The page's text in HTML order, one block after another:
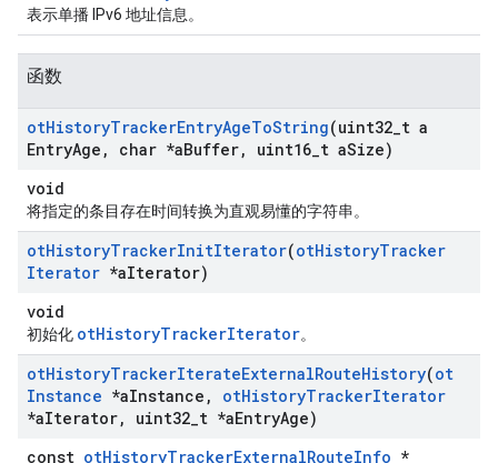
表示单播 IPv6 地址信息。
函数
otHistoryTrackerEntryAgeToString(uint32 t a
EntryAge , char *aBuffer, uint16 t aSize)
void
将指定的条目存在时间转换为直观易懂的字符串。
otHistoryTrackerInitIterator(otHistoryTracker
Iterator *aIterator)
void
初始化 otHistoryTrackerIterator。
otHistoryTrackerIterateExternalRouteHistory(ot
Instance *aInstance , otHistoryTrackerIterator
*aIterator, uint32 t *aEntryAge)
const otHistoryTrackerExternalRouteInfo *